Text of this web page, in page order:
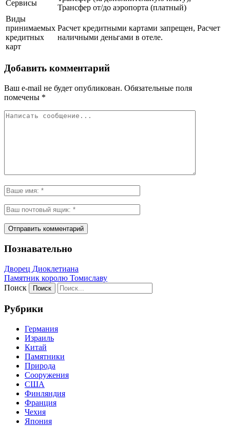
Сервисы
Трансфер от/до аэропорта (платный)
Виды
принимаемых
кредитных
карт
Расчет кредитными картами запрещен, Расчет
наличными деньгами в отеле.
Добавить комментарий
Ваш e-mail не будет опубликован. Обязательные поля
помечены *
Познавательно
Дворец Диоклетиана
Памятник королю Томиславу
Поиск
Рубрики
Германия
Израиль
Китай
Памятники
Природа
Сооружения
США
Финляндия
Франция
Чехия
Япония